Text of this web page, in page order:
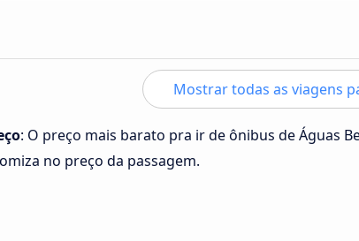
Mostrar todas as viagens
: O preço mais barato pra ir de ônibus de Águas
no preço da passagem.